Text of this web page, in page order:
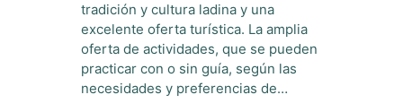
tradición y cultura ladina y una
excelente oferta turística. La amplia
oferta de actividades, que se pueden
practicar con o sin guía, según las
necesidades y preferencias de…